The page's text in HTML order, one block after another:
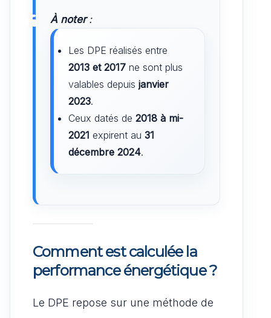
À noter:
Les DPE réalisés entre
2013 et 2017 ne sont plus
valables depuis janvier
2023.
Ceux datés de 2018 à mi-
2021 expirent au 31
décembre 2024.
Comment est calculée la
performance énergétique ?
Le DPE repose sur une méthode de